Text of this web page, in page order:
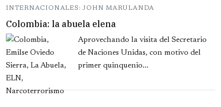
INTERNACIONALES: JOHN MARULANDA
Colombia: la abuela elena
Aprovechando la visita del Secretario
de Naciones Unidas, con motivo del
primer quinquenio...